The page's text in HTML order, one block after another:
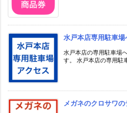
水戸本店専用駐車場
水戸本店の専用駐車場
す。 水戸本店の専用駐
メガネのクロサワの